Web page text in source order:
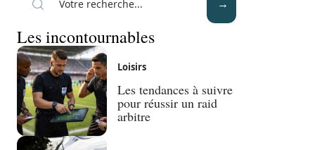
Les incontournables
Loisirs
Les tendances à suivre
pour réussir un raid
arbitre